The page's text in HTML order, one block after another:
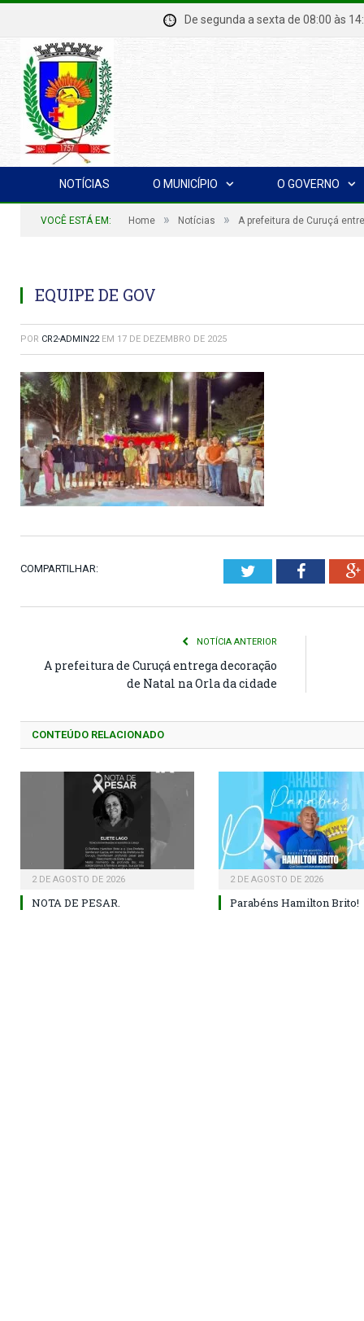
De segunda a sexta de 08:00
NOTÍCIAS O MUNICÍPIO O GOVERNO
VOCÊ ESTÁ EM: Home » Notícias » A prefeitura de Curuçá
EQUIPE DE GOV
POR CR2-ADMIN22 EM 17 DE DEZEMBRO DE 2025
COMPARTILHAR: Twitter
NOTÍCIA ANTERIOR
A prefeitura de Curuçá entrega decoração
de Natal na Orla da cidade
CONTEÚDO RELACIONADO
2 DE AGOSTO DE 2026
NOTA DE PESAR.
2 DE AGOSTO DE 2026
Parabéns Hamilton Brito!